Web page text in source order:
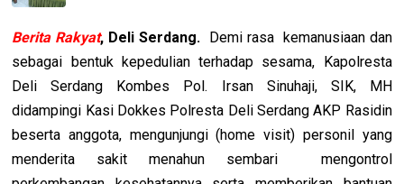
Berita Rakyat, Deli Serdang.
Demi rasa kemanusiaan dan
sebagai bentuk kepedulian terhadap sesama, Kapolresta
Deli Serdang Kombes Pol. Irsan Sinuhaji, SIK, MH
didampingi Kasi Dokkes Polresta Deli Serdang AKP Rasidin
beserta anggota, mengunjungi (home visit) personil yang
menderita sakit menahun sembari mengontrol